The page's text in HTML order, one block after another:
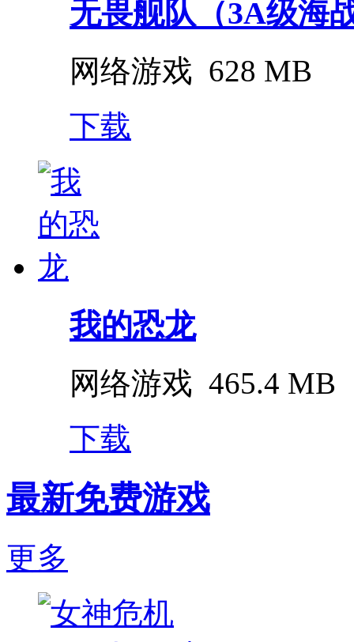
无畏舰队（3A级海
网络游戏 628 MB
下载
我的恐龙
网络游戏 465.4 MB
下载
最新免费游戏
更多